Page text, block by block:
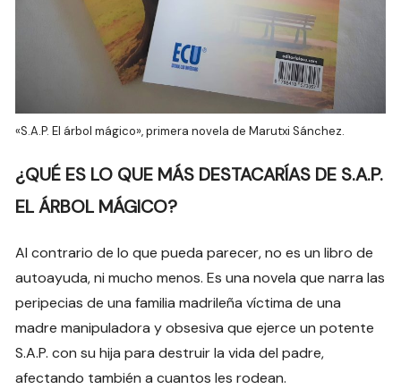
«S.A.P. El árbol mágico», primera novela de Marutxi Sánchez.
¿QUÉ ES LO QUE MÁS DESTACARÍAS DE S.A.P.
EL ÁRBOL MÁGICO?
Al contrario de lo que pueda parecer, no es un libro de
autoayuda, ni mucho menos. Es una novela que narra las
peripecias de una familia madrileña víctima de una
madre manipuladora y obsesiva que ejerce un potente
S.A.P. con su hija para destruir la vida del padre,
afectando también a cuantos les rodean.